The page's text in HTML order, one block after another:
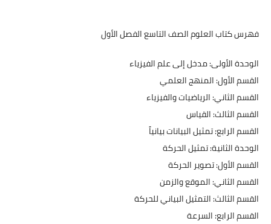
فهرس كتاب العلوم الصف التاسع الفصل الأول
الوحدة الأولى: مدخل إلى علم الفيزياء
​القسم الأول: المنهج العلمي
​القسم الثاني: الرياضيات والفيزياء
​القسم الثالث: القياس
​القسم الرابع: تمثيل البيانات بيانياً
​الوحدة الثانية: تمثيل الحركة
​القسم الأول: تصوير الحركة
​القسم الثاني: الموقع والزمن
​القسم الثالث: التمثيل البياني للحركة
​القسم الرابع: السرعة